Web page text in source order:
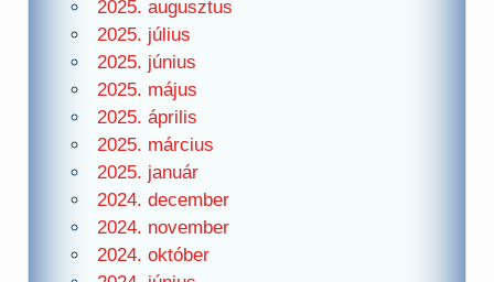
2025. augusztus
2025. július
2025. június
2025. május
2025. április
2025. március
2025. január
2024. december
2024. november
2024. október